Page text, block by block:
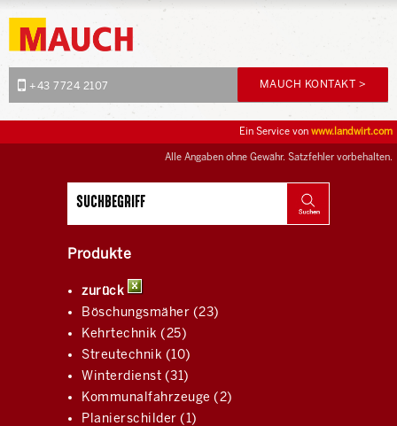
+43 7724 2107 MAUCH KONTAKT >
Alle Angaben ohne Gewähr. Satzfehler vorbehalten.
Ein Service von www.landwirt.com
Produkte
zurück
Böschungsmäher (23)
Kehrtechnik (25)
Streutechnik (10)
Winterdienst (31)
Kommunalfahrzeuge (2)
Planierschilder (1)